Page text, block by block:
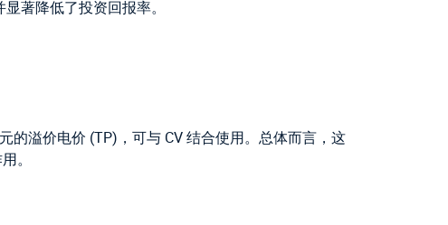
著降低了投资回报率。
的溢价电价 (TP)，可与 CV 结合使用。总体而言，这
。